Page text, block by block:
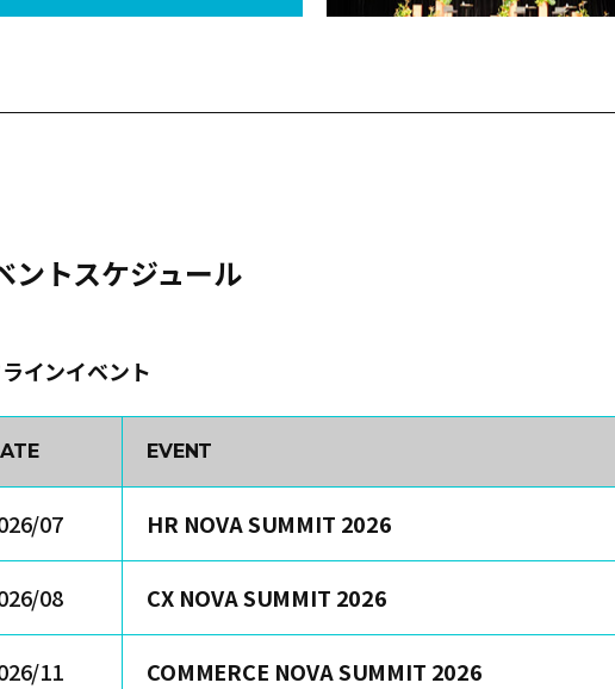
ントスケジュール
インイベント
EVENT
07 HR NOVA SUMMIT 2026
08 CX NOVA SUMMIT 2026
11 COMMERCE NOVA SUMMIT 2026